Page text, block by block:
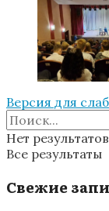
Версия для
Нет результатов
Все результаты
Свежие